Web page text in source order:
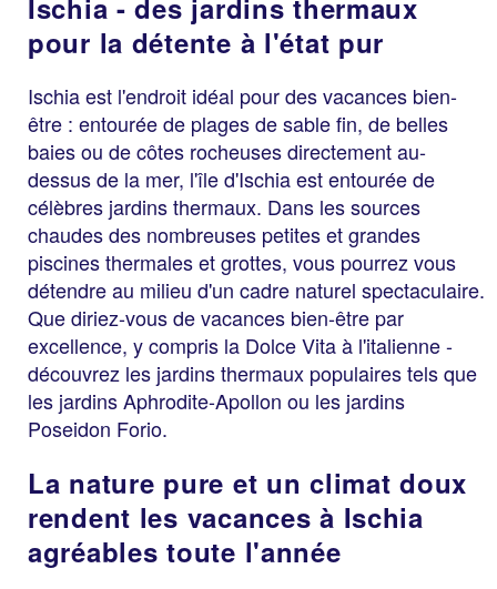
Ischia - des jardins thermaux
pour la détente à l'état pur
Ischia est l'endroit idéal pour des vacances bien-
être : entourée de plages de sable fin, de belles
baies ou de côtes rocheuses directement au-
dessus de la mer, l'île d'Ischia est entourée de
célèbres jardins thermaux. Dans les sources
chaudes des nombreuses petites et grandes
piscines thermales et grottes, vous pourrez vous
détendre au milieu d'un cadre naturel spectaculaire.
Que diriez-vous de vacances bien-être par
excellence, y compris la Dolce Vita à l'italienne -
découvrez les jardins thermaux populaires tels que
les jardins Aphrodite-Apollon ou les jardins
Poseidon Forio.
La nature pure et un climat doux
rendent les vacances à Ischia
agréables toute l'année